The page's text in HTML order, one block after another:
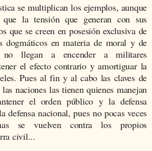
se multiplican los ejemplos, aunque
la tensión que generan con sus
que se creen en posesión exclusiva de
dogmáticosen materia de moral y de
no llegan a encendera militares
el efecto contrario y amortiguar la
Pues al fin y al cabo las cla­ves de
naciones las tienen quienes manejan
el orden público y la defensa
defensa nacional, pues no pocas veces
se vuelven contra los propios
civil...